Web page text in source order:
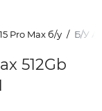
Pro Max б/у Б/У
512Gb